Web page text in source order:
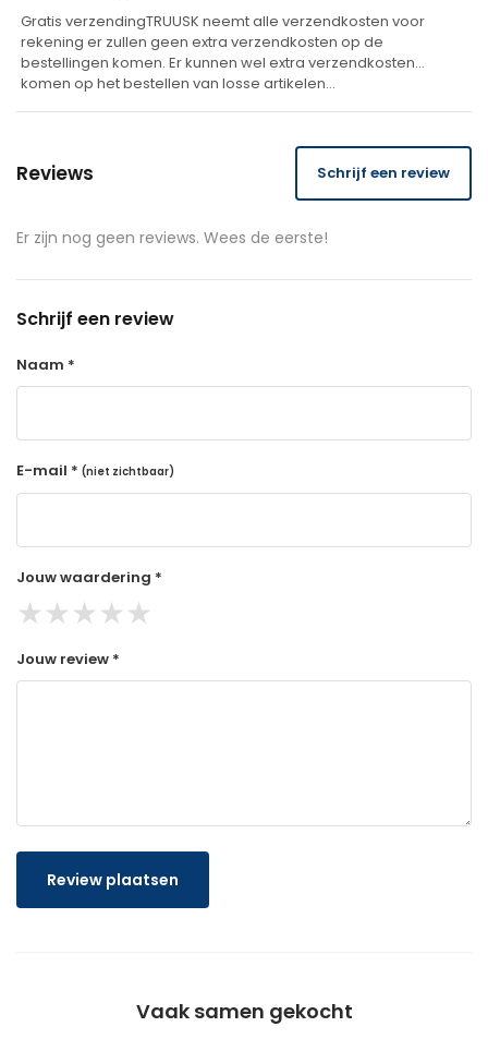
Gratis verzendingTRUUSK neemt alle verzendkosten voor
rekening er zullen geen extra verzendkosten op de
bestellingen komen. Er kunnen wel extra verzendkosten
komen op het bestellen van losse artikelen…
Reviews Schrijf een review
Er zijn nog geen reviews. Wees de eerste!
Schrijf een review
Naam *
E-mail * (niet zichtbaar)
Jouw waardering *
★★★★★
Jouw review *
Review plaatsen
Vaak samen gekocht